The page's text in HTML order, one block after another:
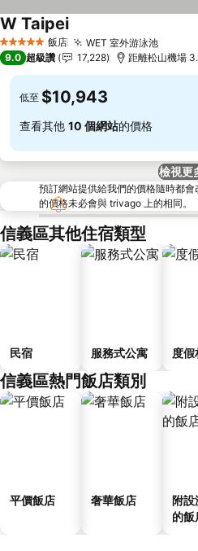
5 星級 飯店 WET 室外游泳池查看價
W Taipei查看價格
9.0 超級讚 17,228 距離松山機場
低至 $10,943
查看其他 10 個網站的價格
檢視更
預訂網站提供給我們的價格隨時都
的價格未必會與 trivago 上的相同。
信義區其他住宿類型
民宿 服務式公寓 度假
信義區熱門飯店類別
平價飯店 奢華飯店
附設
的飯